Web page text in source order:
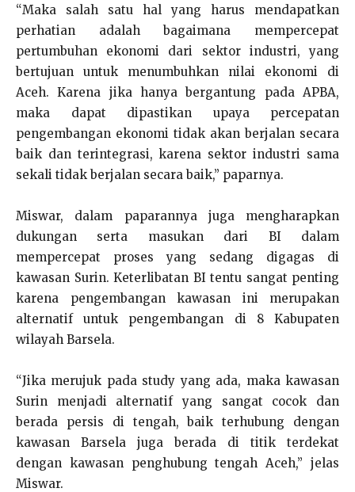
“Maka salah satu hal yang harus mendapatkan
perhatian adalah bagaimana mempercepat
pertumbuhan ekonomi dari sektor industri, yang
bertujuan untuk menumbuhkan nilai ekonomi di
Aceh. Karena jika hanya bergantung pada APBA,
maka dapat dipastikan upaya percepatan
pengembangan ekonomi tidak akan berjalan secara
baik dan terintegrasi, karena sektor industri sama
sekali tidak berjalan secara baik,” paparnya.
Miswar, dalam paparannya juga mengharapkan
dukungan serta masukan dari BI dalam
mempercepat proses yang sedang digagas di
kawasan Surin. Keterlibatan BI tentu sangat penting
karena pengembangan kawasan ini merupakan
alternatif untuk pengembangan di 8 Kabupaten
wilayah Barsela.
“Jika merujuk pada study yang ada, maka kawasan
Surin menjadi alternatif yang sangat cocok dan
berada persis di tengah, baik terhubung dengan
kawasan Barsela juga berada di titik terdekat
dengan kawasan penghubung tengah Aceh,” jelas
Miswar.